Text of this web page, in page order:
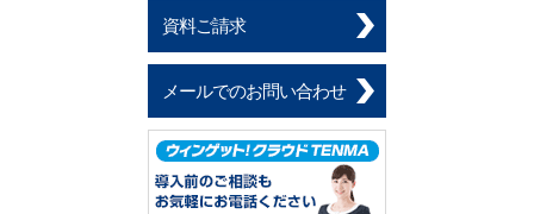
資料ご請求
メールでのお問い合わせ